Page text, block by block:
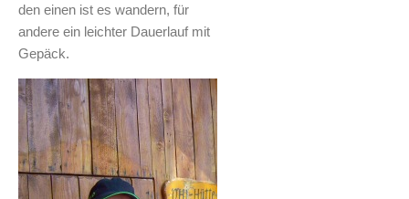
den einen ist es wandern, für
andere ein leichter Dauerlauf mit
Gepäck.